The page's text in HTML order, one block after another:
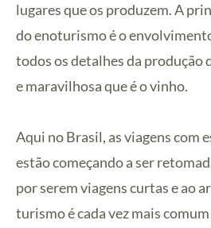
lugares que os produzem. A
do enoturismo é o
todos os detalhes da produção
e maravilhosa que é o vinho.
Aqui no Brasil, as viagens com
estão começando a ser
por serem viagens curtas e ao
turismo é cada vez mais comum